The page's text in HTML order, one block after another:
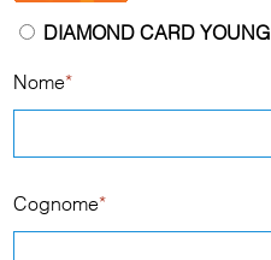
DIAMOND CARD YOUNG
Nome*
Cognome*